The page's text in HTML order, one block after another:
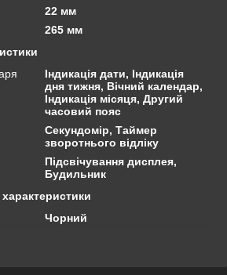
22 мм
265 мм
Індикація дати, Індикація
дня тижня, Вічний календар,
Індикація місяця, Другий
часовий пояс
Секундомір, Таймер
зворотнього відліку
Підсвічування дисплея,
Будильник
Чорний